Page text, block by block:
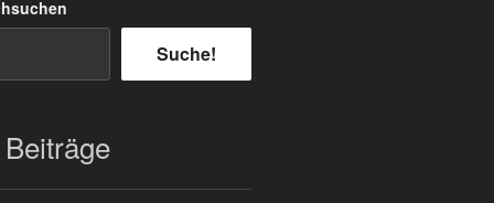
Suche!